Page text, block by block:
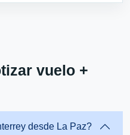
vuelo +
desde La Paz?